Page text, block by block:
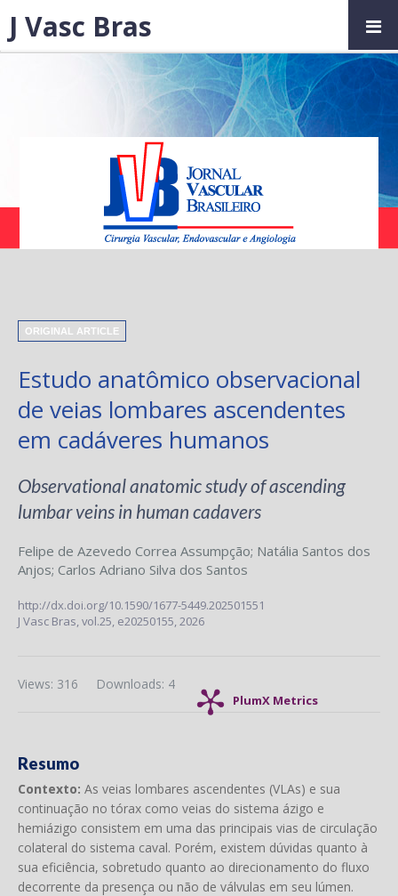
ORIGINAL ARTICLE
Estudo anatômico observacional
de veias lombares ascendentes
em cadáveres humanos
Observational anatomic study of ascending
lumbar veins in human cadavers
Felipe de Azevedo Correa Assumpção; Natália Santos dos
Anjos; Carlos Adriano Silva dos Santos
http://dx.doi.org/10.1590/1677-5449.202501551
J Vasc Bras,vol.25, e20250155, 2026
PlumX Metrics
Downloads: 4
Views: 316
Resumo
Contexto: As veias lombares ascendentes (VLAs) e sua
continuação no tórax como veias do sistema ázigo e
hemiázigo consistem em uma das principais vias de circulação
colateral do sistema caval. Porém, existem dúvidas quanto à
sua eficiência, sobretudo quanto ao direcionamento do fluxo
decorrente da presença ou não de válvulas em seu lúmen.
J Vasc Bras